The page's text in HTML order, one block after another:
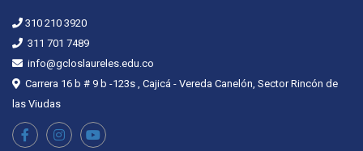
310 210 3920
311 701 7489
info@gcloslaureles.edu.co
Carrera 16 b # 9 b -123s , Cajicá - Vereda Canelón, Sector Rincón de
las Viudas